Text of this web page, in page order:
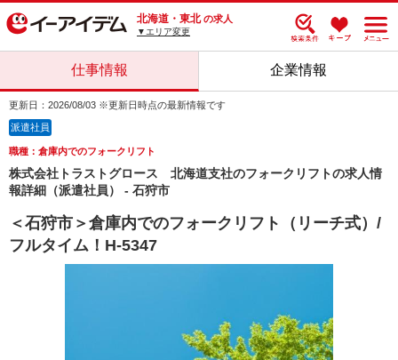
北海道・東北 の求人
▼エリア変更
仕事情報 企業情報
更新日：2026/08/03 ※更新日時点の最新情報です
派遣社員
職種：倉庫内でのフォークリフト
株式会社トラストグロース 北海道支社のフォークリフトの求人情
報詳細（派遣社員） - 石狩市
＜石狩市＞倉庫内でのフォークリフト（リーチ式）/
フルタイム！H-5347